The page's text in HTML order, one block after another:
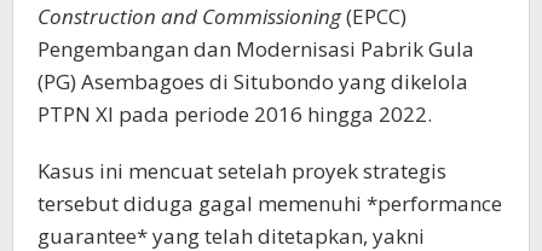
Construction and Commissioning(EPCC)
Pengembangan dan Modernisasi Pabrik Gula
(PG) Asembagoes di Situbondo yang dikelola
PTPN XI pada periode 2016 hingga 2022.
Kasus ini mencuat setelah proyek strategis
tersebut diduga gagal memenuhi *performance
guarantee* yang telah ditetapkan, yakni